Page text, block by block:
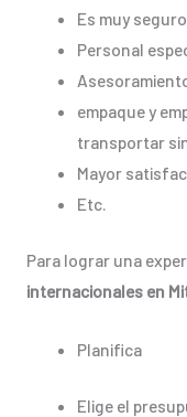
Es muy seguro
Personal
empaque y
transportar
Mayor
Etc.
Para lograr una
internacionales en
Planifica
Elige el